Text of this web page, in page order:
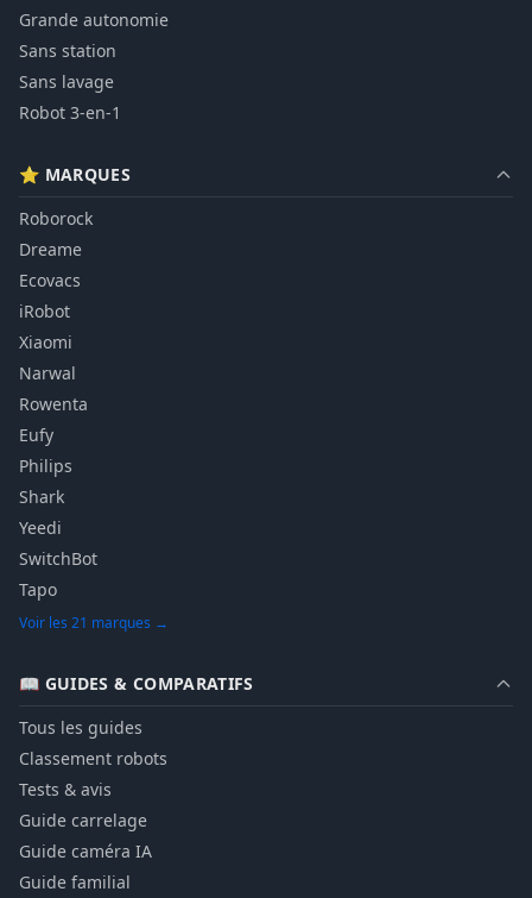
Grande autonomie
Sans station
Sans lavage
Robot 3-en-1
⭐ MARQUES
Roborock
Dreame
Ecovacs
iRobot
Xiaomi
Narwal
Rowenta
Eufy
Philips
Shark
Yeedi
SwitchBot
Tapo
Voir les 21 marques →
📖 GUIDES & COMPARATIFS
Tous les guides
Classement robots
Tests & avis
Guide carrelage
Guide caméra IA
Guide familial